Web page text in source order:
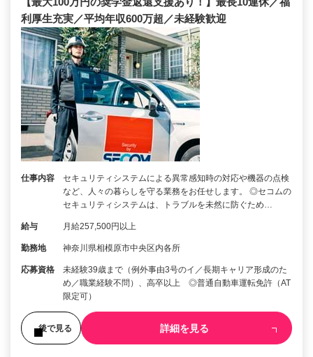
利厚生充実／平均年収600万超／未経験歓迎
仕事内容
セキュリティシステムによる異常感知時の対応や機器の点検
など、人々の暮らしを守る業務をお任せします。 ◎セコムの
セキュリティシステムは、トラブルを未然に防ぐため…
給与 月給257,500円以上
勤務地 神奈川県相模原市中央区内各所
応募資格
未経験39歳まで（例外事由3号のイ／長期キャリア形成のた
め／職業経験不問）、高卒以上 ◎普通自動車運転免許（AT
限定可）
後で見る 詳細を見る